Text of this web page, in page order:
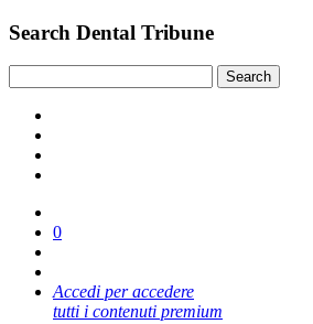
Search Dental Tribune
0
Accedi per accedere
tutti i contenuti premium